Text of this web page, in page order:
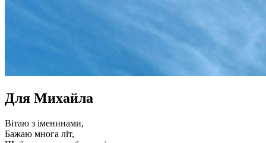
Для Михайла
Вітаю з іменинами,
Бажаю многа літ,